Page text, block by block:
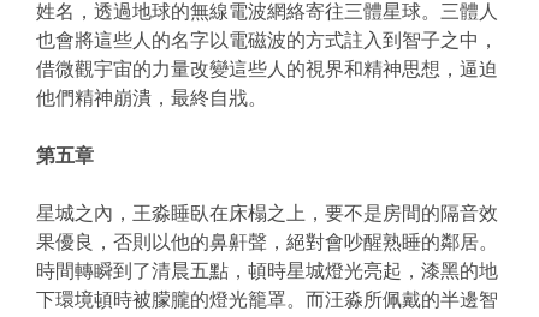
姓名，透過地球的無線電波網絡寄往三體星球。三體人
也會將這些人的名字以電磁波的方式註入到智子之中，
借微觀宇宙的力量改變這些人的視界和精神思想，逼迫
他們精神崩潰，最終自戕。
第五章
星城之內，王淼睡臥在床榻之上，要不是房間的隔音效
果優良，否則以他的鼻鼾聲，絕對會吵醒熟睡的鄰居。
時間轉瞬到了清晨五點，頓時星城燈光亮起，漆黑的地
下環境頓時被朦朧的燈光籠罩。而汪淼所佩戴的半邊智